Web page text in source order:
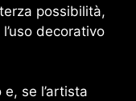
possibilità,
decorativo
se l’artista